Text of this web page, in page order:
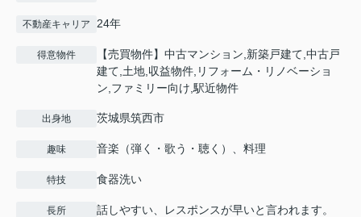
不動産キャリア 24年
得意物件
【売買物件】中古マンション,新築戸建て,中古戸
建て,土地,収益物件,リフォーム・リノベーショ
ン,ファミリー向け,駅近物件
出身地 茨城県筑西市
趣味 音楽（弾く・歌う・聴く）、料理
特技 食器洗い
長所 話しやすい、レスポンスが早いと言われます。